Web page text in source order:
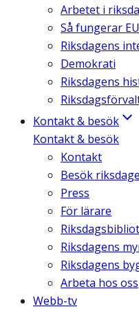
Arbetet i
Så fungerar EU
Riksdagens
Demokrati
Riksdagens
Kontakt & besök
Kontakt & besök
Kontakt
Besök
Press
För lärare
Riksdagens
Riksdagens
Arbeta hos oss
Webb-tv